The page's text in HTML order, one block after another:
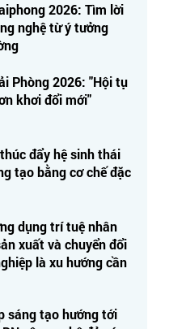
2026: Tìm lời
nghệ từ ý tưởng
Phòng 2026: "Hội tụ
khơi đổi mới"
đẩy hệ sinh thái
tạo bằng cơ chế đặc
dụng trí tuệ nhân
xuất và chuyển đổi
là xu hướng cần
sáng tạo hướng tới